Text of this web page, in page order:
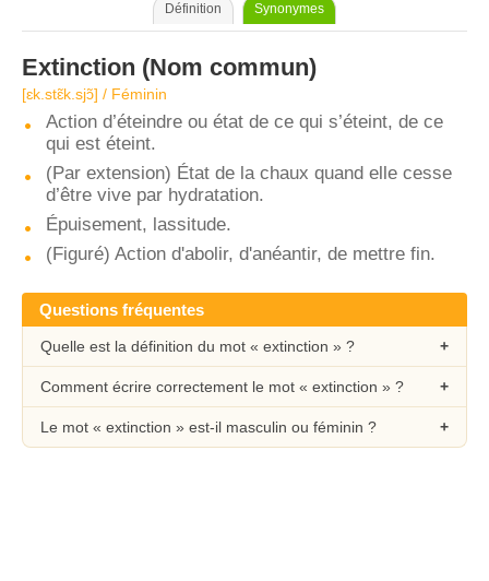
Définition Synonymes
Extinction (Nom commun)
[ɛk.stɛ̃k.sjɔ̃] / Féminin
Action d’éteindre ou état de ce qui s’éteint, de ce
qui est éteint.
(Par extension) État de la chaux quand elle cesse
d’être vive par hydratation.
Épuisement, lassitude.
(Figuré) Action d'abolir, d'anéantir, de mettre fin.
Questions fréquentes
Quelle est la définition du mot « extinction » ?
Comment écrire correctement le mot « extinction » ?
Le mot « extinction » est-il masculin ou féminin ?